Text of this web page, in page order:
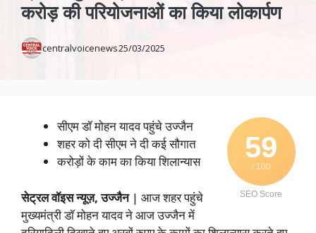
करोड़ की परियोजनाओं का किया लोकार्पण
centralvoicenews25/03/2025
59
/ 100
SEO Score
सीएम डॉ मोहन यादव पहुंचे उज्जैन
शहर को दी सीएम ने दी कई सौगात
करोड़ों के काम का किया शिलान्यास
सेट्रल वॉइस न्यूज़, उज्जैन| आज शहर पहुंचे
मुख्यमंत्री डॉ मोहन यादव ने आज उज्जैन में